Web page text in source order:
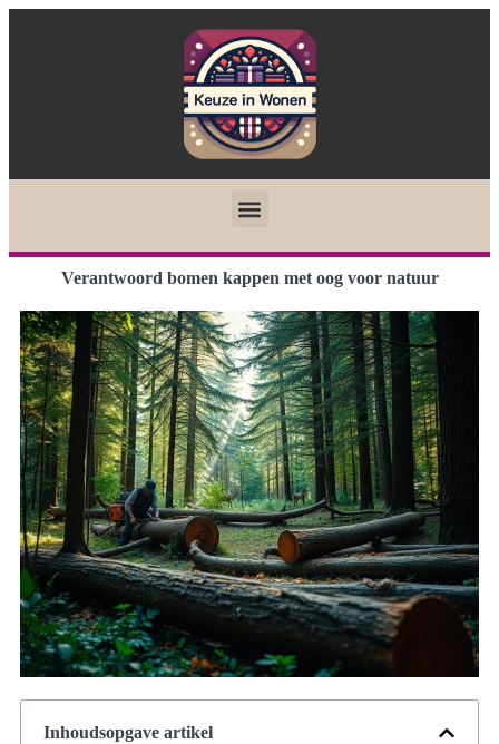
Verantwoord bomen kappen met oog voor natuur
Inhoudsopgave artikel